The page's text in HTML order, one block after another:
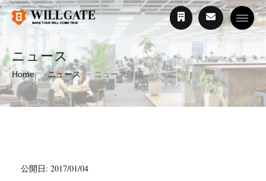
ニュース
Home ニュース ニュース詳細
公開日: 2017/01/04